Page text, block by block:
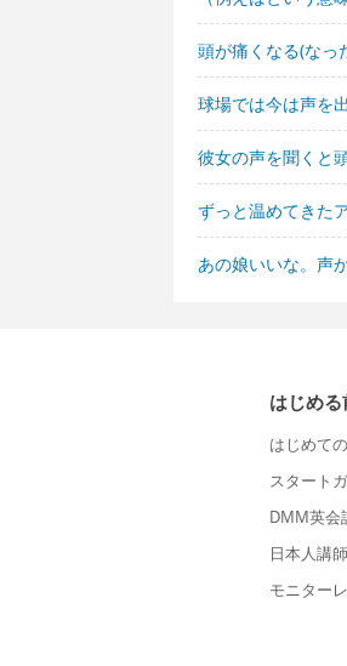
頭が痛くなる(なっ
球場では今は声を
彼女の声を聞くと
ずっと温めてきた
あの娘いいな。声
はじめる
はじめて
スタート
DMM英会
日本人講師
モニター